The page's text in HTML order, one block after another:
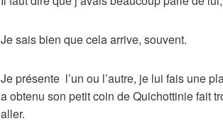
Je sais bien que cela arrive, souvent.
Je présente l’un ou l’autre, je lui fais une
a obtenu son petit coin de Quichottinie fait
aller.